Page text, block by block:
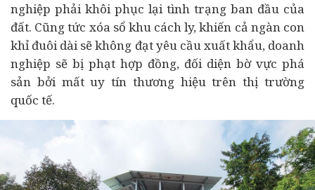
nghiệp phải khôi phục lại tình trạng ban đầu của
đất. Cũng tức xóa sổ khu cách ly, khiến cả ngàn con
khỉ đuôi dài sẽ không đạt yêu cầu xuất khẩu, doanh
nghiệp sẽ bị phạt hợp đồng, đối diện bờ vực phá
sản bởi mất uy tín thương hiệu trên thị trường
quốc tế.